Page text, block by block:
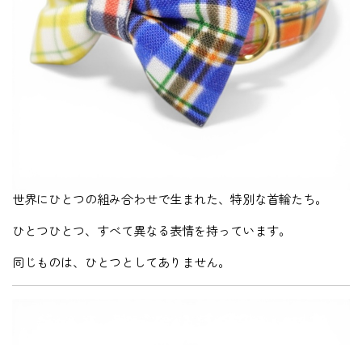
世界にひとつの組み合わせで生まれた、特別な首輪たち。
ひとつひとつ、すべて異なる表情を持っています。
同じものは、ひとつとしてありません。